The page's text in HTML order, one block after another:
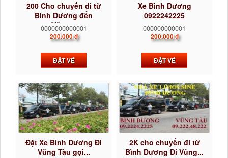
200 Cho chuyến đi từ
Bình Dương đến
Vũng...
0000000000001
200.000 đ
ĐẶT VÉ
Xe Bình Dương
0922242225
000000000001
200.000 đ
ĐẶT VÉ
Đặt Xe Bình Dương Đi
Vũng Tàu gọi...
2K cho chuyến đi từ
Bình Dương Đi Vũng...